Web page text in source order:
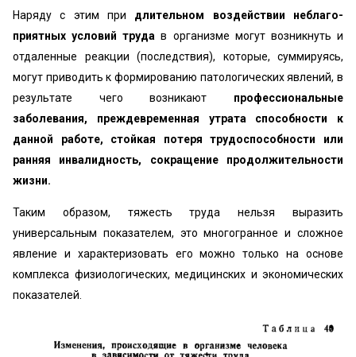
Наряду с этим при длительном воздействии неблаго­
приятных условий трудав организме могут возникнуть и
отдаленные реакции (последствия), которые, сумми­руясь,
могут приводить к формированию патологиче­ских явлений, в
результате чего возникают профессио­нальные
заболевания, преждевременная утрата способ­ности к
данной работе, стойкая потеря трудоспособно­сти или
ранняя инвалидность, сокращение продолжи­тельности
жизни.
Таким образом, тяжесть труда нельзя выразить
универсальным показателем, это многогранное и сложное
явление и характеризовать его можно толь­ко на основе
комплекса физиологических, медицинских и экономических
показателей.